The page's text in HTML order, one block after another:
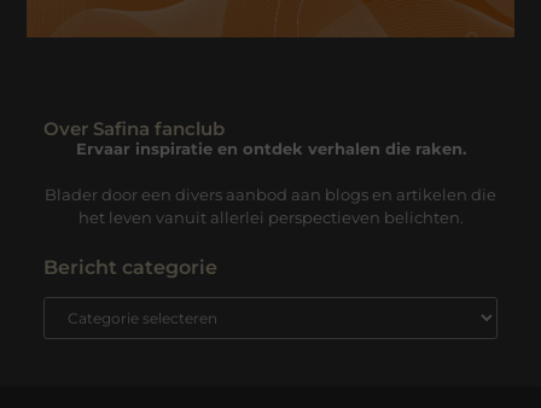
Over Safina fanclub
Ervaar inspiratie en ontdek verhalen die raken.
Blader door een divers aanbod aan blogs en artikelen die
het leven vanuit allerlei perspectieven belichten.
Bericht categorie